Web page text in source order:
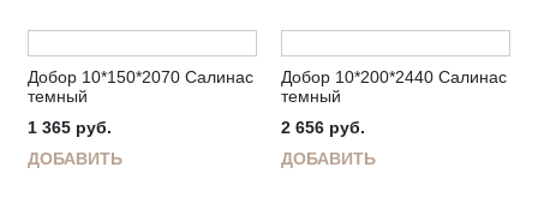
Добор 10*150*2070 Салинас
темный
1 365 руб.
ДОБАВИТЬ
Добор 10*200*2440 Салинас
темный
2 656 руб.
ДОБАВИТЬ